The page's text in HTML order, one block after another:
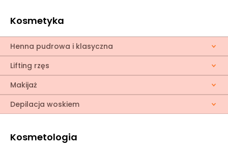
Kosmetyka
Henna pudrowa i klasyczna
Lifting rzęs
Makijaż
Depilacja woskiem
Kosmetologia